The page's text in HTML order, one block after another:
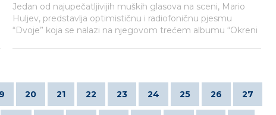
Jedan od najupečatljivijih muških glasova na sceni, Mario
Huljev, predstavlja optimističnu i radiofoničnu pjesmu
“Dvoje” koja se nalazi na njegovom trećem albumu “Okreni
20 21 22 23 24 25 26 27